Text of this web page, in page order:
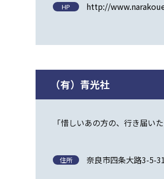
HP http://
（有）青光社
「惜しいあの方の、行き届い
住所 奈良市四条大路3-5-31